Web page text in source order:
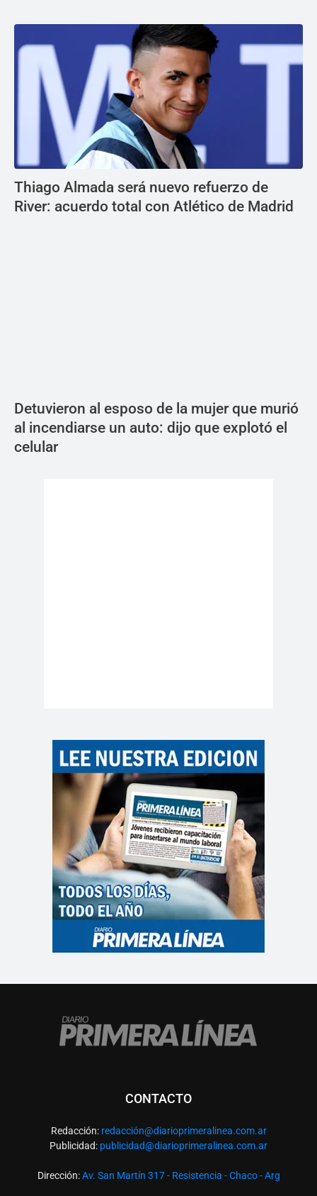
Thiago Almada será nuevo refuerzo de
River: acuerdo total con Atlético de Madrid
Detuvieron al esposo de la mujer que murió
al incendiarse un auto: dijo que explotó el
celular
CONTACTO
Redacción: redacción@diarioprimeralinea.com.ar
Publicidad: publicidad@diarioprimeralinea.com.ar
Dirección:Av. San Martín 317 - Resistencia - Chaco - Arg